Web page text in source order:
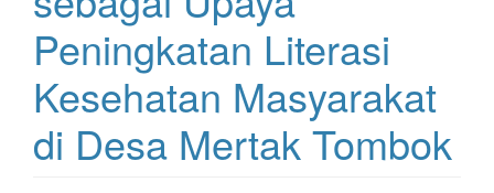
Peningkatan Literasi
Kesehatan Masyarakat
di Desa Mertak Tombok